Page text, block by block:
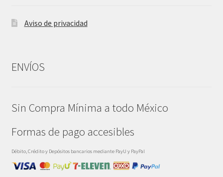
Aviso de privacidad
ENVÍOS
Sin Compra Mínima a todo México
Formas de pago accesibles
Débito, Crédito y Depósitos bancarios mediante PayU y PayPal